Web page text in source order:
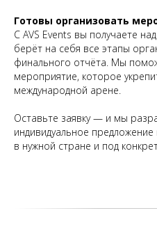
Готовы организовать
С AVS Events вы получаете
берёт на себя все этапы
финального отчёта. Мы
мероприятие, которое
международной арене.
Оставьте заявку — и мы
индивидуальное
в нужной стране и под